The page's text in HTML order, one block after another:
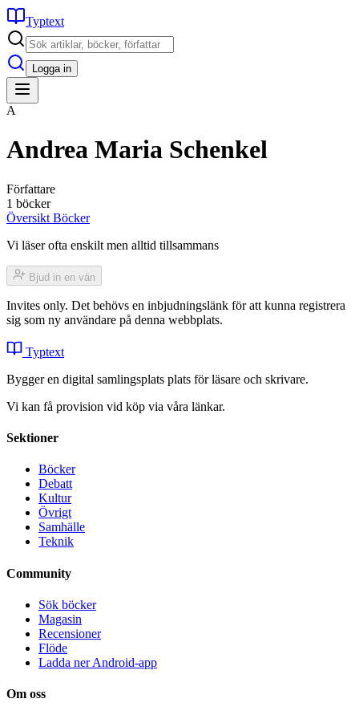
Typtext
Logga in
A
Andrea Maria Schenkel
Författare
1 böcker
Översikt Böcker
Vi läser ofta enskilt men alltid tillsammans
Bjud in en vän
Invites only. Det behövs en inbjudningslänk för att kunna registrera
sig som ny användare på denna webbplats.
Typtext
Bygger en digital samlingsplats plats för läsare och skrivare.
Vi kan få provision vid köp via våra länkar.
Sektioner
Böcker
Debatt
Kultur
Övrigt
Samhälle
Teknik
Community
Sök böcker
Magasin
Recensioner
Flöde
Ladda ner Android-app
Om oss